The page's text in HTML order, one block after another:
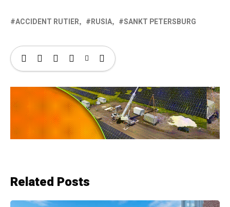
ACCIDENT RUTIER RUSIA SANKT PETERSBURG
Related Posts